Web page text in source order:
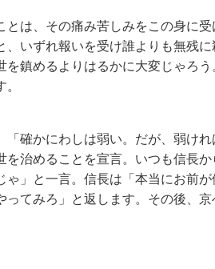
とは、その痛み苦しみをこの身に
いずれ報いを受け誰よりも無残に
を鎮めるよりはるかに大変じゃろ
「確かにわしは弱い。だが、弱け
を治めることを宣言。いつも信長
」と一言。信長は「本当にお前が
てみろ」と返します。その後、